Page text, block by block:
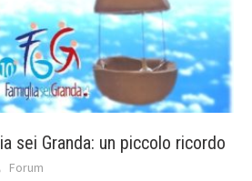
sei Granda: un piccolo ricordo
Forum